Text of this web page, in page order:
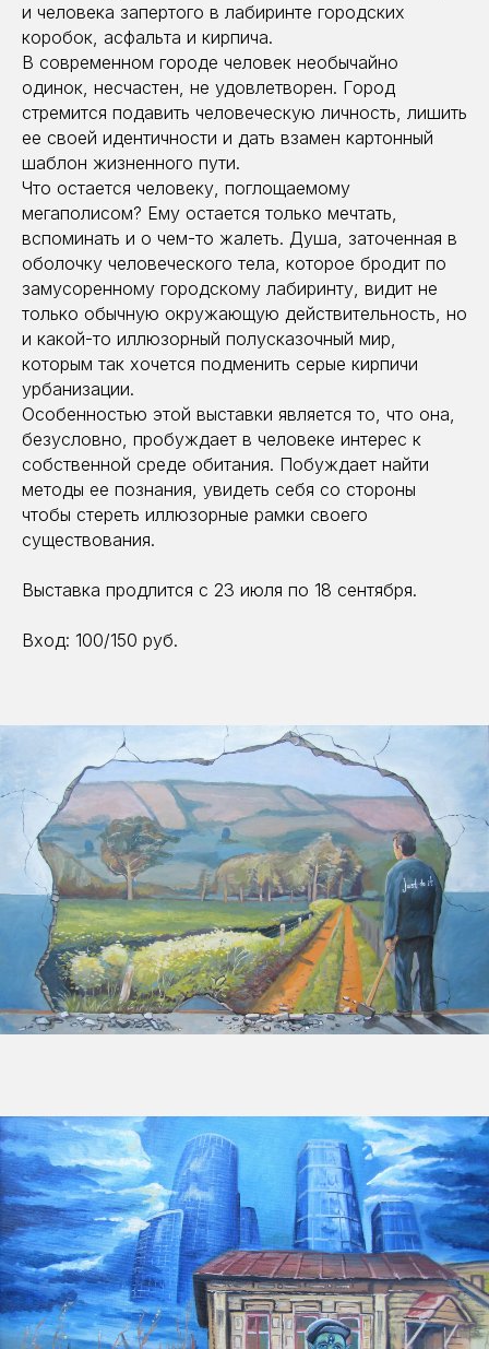
и человека запертого в лабиринте городских
коробок, асфальта и кирпича.
В современном городе человек необычайно
одинок, несчастен, не удовлетворен. Город
стремится подавить человеческую личность, лишить
ее своей идентичности и дать взамен картонный
шаблон жизненного пути.
Что остается человеку, поглощаемому
мегаполисом? Ему остается только мечтать,
вспоминать и о чем-то жалеть. Душа, заточенная в
оболочку человеческого тела, которое бродит по
замусоренному городскому лабиринту, видит не
только обычную окружающую действительность, но
и какой-то иллюзорный полусказочный мир,
которым так хочется подменить серые кирпичи
урбанизации.
Особенностью этой выставки является то, что она,
безусловно, пробуждает в человеке интерес к
собственной среде обитания. Побуждает найти
методы ее познания, увидеть себя со стороны
чтобы стереть иллюзорные рамки своего
существования.
Выставка продлится с 23 июля по 18 сентября.
Вход: 100/150 руб.